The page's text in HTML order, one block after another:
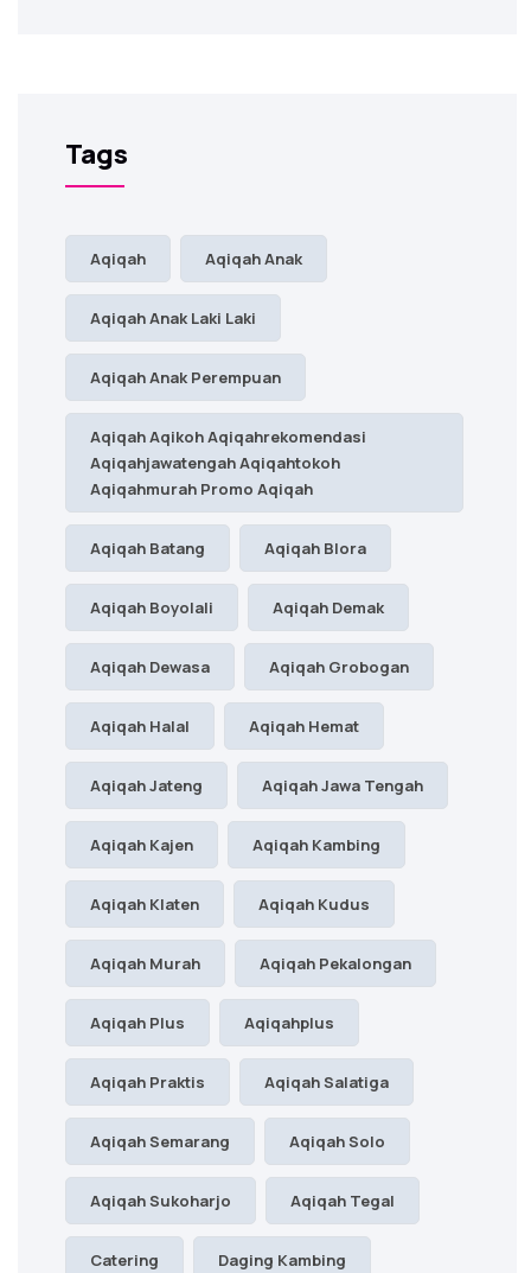
Tags
Aqiqah Aqiqah Anak
Aqiqah Anak Laki Laki
Aqiqah Anak Perempuan
Aqiqah Aqikoh Aqiqahrekomendasi
Aqiqahjawatengah Aqiqahtokoh
Aqiqahmurah Promo Aqiqah
Aqiqah Batang Aqiqah Blora
Aqiqah Boyolali Aqiqah Demak
Aqiqah Dewasa Aqiqah Grobogan
Aqiqah Halal Aqiqah Hemat
Aqiqah Jateng Aqiqah Jawa Tengah
Aqiqah Kajen Aqiqah Kambing
Aqiqah Klaten Aqiqah Kudus
Aqiqah Murah Aqiqah Pekalongan
Aqiqah Plus Aqiqahplus
Aqiqah Praktis Aqiqah Salatiga
Aqiqah Semarang Aqiqah Solo
Aqiqah Sukoharjo Aqiqah Tegal
Catering Daging Kambing